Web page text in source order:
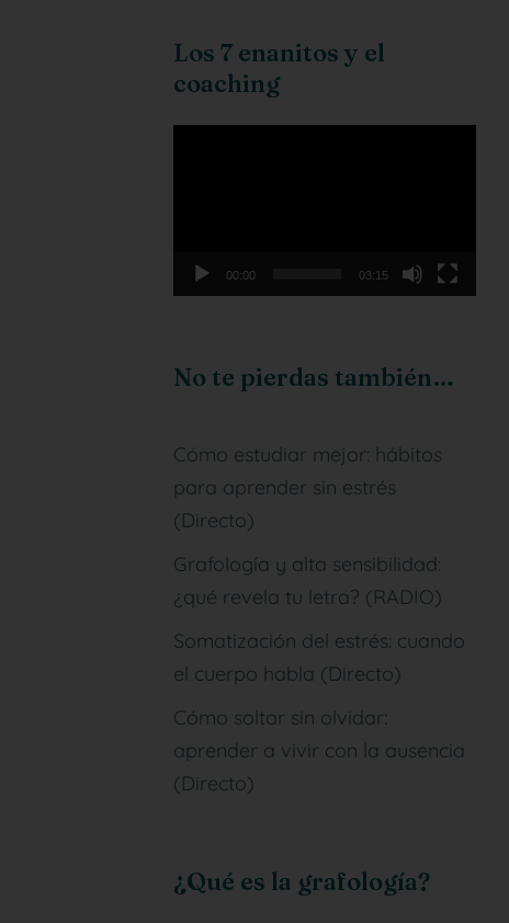
Los 7 enanitos y el
coaching
00:00 03:15
No te pierdas también…
Cómo estudiar mejor: hábitos
para aprender sin estrés
(Directo)
Grafología y alta sensibilidad:
¿qué revela tu letra? (RADIO)
Somatización del estrés: cuando
el cuerpo habla (Directo)
Cómo soltar sin olvidar:
aprender a vivir con la ausencia
(Directo)
¿Qué es la grafología?